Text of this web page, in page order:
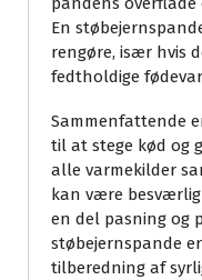
En
rengøre, især hvis
fedtholdige
Sammenfattende
til at stege kød og
alle varmekilder
kan være
en del pasning og
støbejernspande
tilberedning af